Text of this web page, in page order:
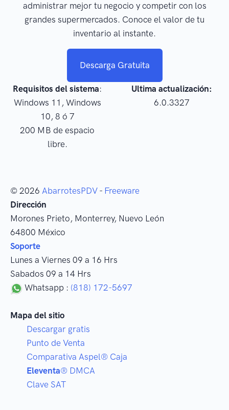
administrar mejor tu negocio y competir con los
grandes supermercados. Conoce el valor de tu
inventario al instante.
Descarga Gratuita
Requisitos del sistema:
Windows 11, Windows
10, 8 ó 7
200 MB de espacio
libre.
Ultima actualización:
6.0.3327
© 2026 AbarrotesPDV - Freeware
Dirección
Morones Prieto, Monterrey, Nuevo León
64800 México
Soporte
Lunes a Viernes 09 a 16 Hrs
Sabados 09 a 14 Hrs
Whatsapp : (818) 172-5697
Mapa del sitio
Descargar gratis
Punto de Venta
Comparativa Aspel® Caja
Eleventa® DMCA
Clave SAT